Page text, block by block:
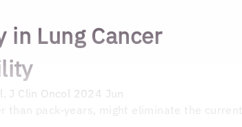
Lung Cancer
J Clin Oncol 2024 Jun
than pack-years, might eliminate the current